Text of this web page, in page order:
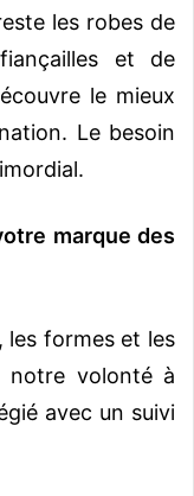
les robes de
et de
le mieux
Le besoin
marque des
les formes et les
notre volonté à
avec un suivi